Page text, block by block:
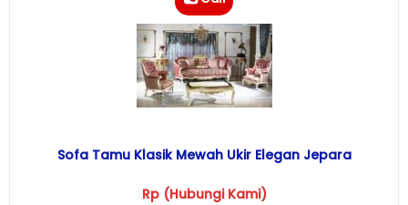
Sofa Tamu Klasik Mewah Ukir Elegan Jepara
Rp (Hubungi Kami)